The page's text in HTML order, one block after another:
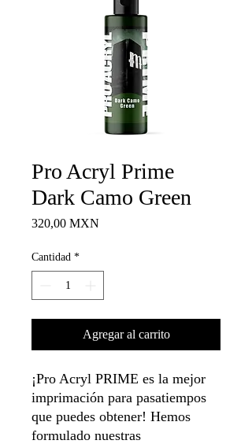
Pro Acryl Prime
Dark Camo Green
320,00 MXN
Cantidad *
Agregar al carrito
¡Pro Acryl PRIME es la mejor
imprimación para pasatiempos
que puedes obtener! Hemos
formulado nuestras